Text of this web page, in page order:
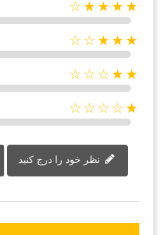
★★★★☆
★★★☆☆
★★☆☆☆
★☆☆☆☆